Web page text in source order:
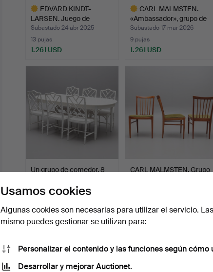
EDVARD KINDT-
LARSEN. Juego de
comedor, 9 p…
Subastado 24 abr 2025
13 pujas
1.261 USD
CARL MALMSTEN.
«Ambassador», grupo de
come…
Subastado 17 mar 2026
9 pujas
1.261 USD
Un grupo de comedor, 8
Subastado 24 oct 2024
746 USD
CARL MALMSTEN. Grupo
746 USD
Usamos cookies
Algunas cookies son necesarias para utilizar el servicio.
mismo puedes gestionar se utilizan para:
Personalizar el contenido y las funciones según cómo
Desarrollar y mejorar Auctionet.